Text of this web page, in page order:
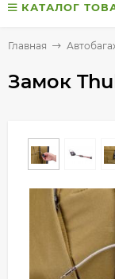
КАТАЛОГ
Главная
Замок